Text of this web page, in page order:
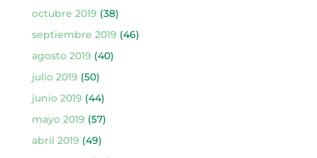
octubre 2019 (38)
septiembre 2019 (46)
agosto 2019 (40)
julio 2019 (50)
junio 2019 (44)
mayo 2019 (57)
abril 2019 (49)